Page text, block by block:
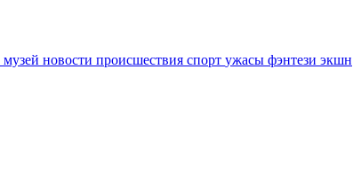
музей новости происшествия спорт ужасы фэнтези экшн